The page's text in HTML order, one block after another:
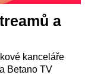
a
kanceláře
Betano TV